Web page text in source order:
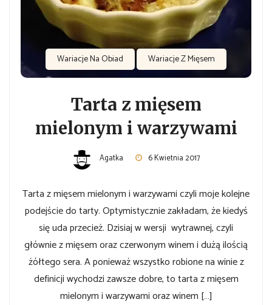
Wariacje Na Obiad Wariacje Z Mięsem
Tarta z mięsem
mielonym i warzywami
Agatka 6 Kwietnia 2017
Tarta z mięsem mielonym i warzywami czyli moje kolejne
podejście do tarty. Optymistycznie zakładam, że kiedyś
się uda przecież. Dzisiaj w wersji wytrawnej, czyli
głównie z mięsem oraz czerwonym winem i dużą ilością
żółtego sera. A ponieważ wszystko robione na winie z
definicji wychodzi zawsze dobre, to tarta z mięsem
mielonym i warzywami oraz winem […]